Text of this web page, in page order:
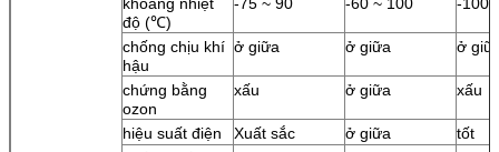
độ (℃)
chống chịu khí
hậu
ở giữa ở giữa ở
chứng bằng
ozon
xấu ở giữa xấu
hiệu suất điện Xuất sắc ở giữa
tốt